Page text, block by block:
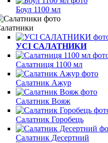
Боул 1100 мл
УСІ САЛАТНИКИ
Салатниця 1100 мл
Салатник Ажур
Салатник Вояж
Салатник Горобець
Салатник Десертний